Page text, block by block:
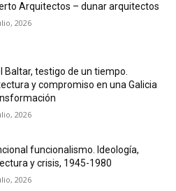
Arquitectos – dunar arquitectos
2026
Baltar, testigo de un tiempo.
y compromiso en una Galicia
2026
funcionalismo. Ideología,
y crisis, 1945-1980
2026